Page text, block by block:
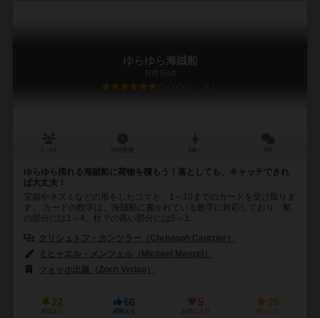
ゆらゆら海賊船
Riff Raff
6.1
ゆらゆら揺れる海賊船に荷物を積もう！落としても、キャッチできれ
ば大丈夫！
宝箱やネズミなどの形をしたコマと、1～10までのカードを受け取りま
す。 カードの数字は、海賊船に書かれている数字に対応しており、船
の部分には1～4、柱？の高い部分には5～1...
クリシュトフ・カンツラー（Christoph Cantzler）
ミヒャエル・メンツェル（Michael Menzel）
ツォッホ出版（Zoch Verlag）
22
興味あり
66
経験あり
5
お気に入り
26
持ってる